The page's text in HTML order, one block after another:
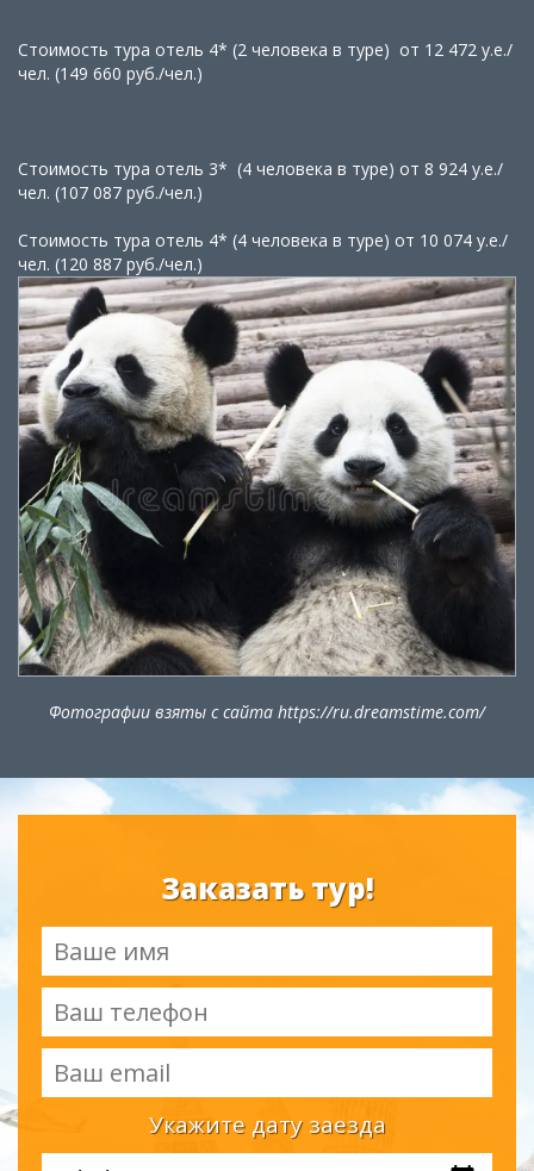
Стоимость тура отель 4* (2 человека в туре) от 12 472 у.е./
чел. (149 660 руб./чел.)
Стоимость тура отель 3* (4 человека в туре) от 8 924 у.е./
чел. (107 087 руб./чел.)
Стоимость тура отель 4* (4 человека в туре) от 10 074 у.е./
чел. (120 887 руб./чел.)
Фотографии взяты с сайта https://ru.dreamstime.com/
Заказать тур!
Укажите дату заезда